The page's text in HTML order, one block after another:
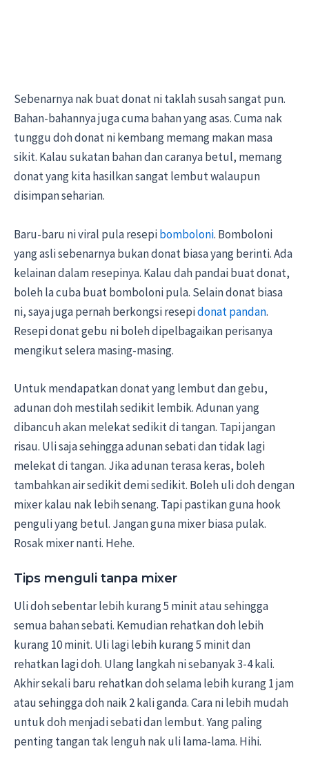
Sebenarnya nak buat donat ni taklah susah sangat pun.
Bahan-bahannya juga cuma bahan yang asas. Cuma nak
tunggu doh donat ni kembang memang makan masa
sikit. Kalau sukatan bahan dan caranya betul, memang
donat yang kita hasilkan sangat lembut walaupun
disimpan seharian.
Baru-baru ni viral pula resepibomboloni. Bomboloni
yang asli sebenarnya bukan donat biasa yang berinti. Ada
kelainan dalam resepinya. Kalau dah pandai buat donat,
boleh la cuba buat bomboloni pula. Selain donat biasa
ni, saya juga pernah berkongsi resepidonat pandan.
Resepi donat gebu ni boleh dipelbagaikan perisanya
mengikut selera masing-masing.
Untuk mendapatkan donat yang lembut dan gebu,
adunan doh mestilah sedikit lembik. Adunan yang
dibancuh akan melekat sedikit di tangan. Tapi jangan
risau. Uli saja sehingga adunan sebati dan tidak lagi
melekat di tangan. Jika adunan terasa keras, boleh
tambahkan air sedikit demi sedikit. Boleh uli doh dengan
mixer kalau nak lebih senang. Tapi pastikan guna hook
penguli yang betul. Jangan guna mixer biasa pulak.
Rosak mixer nanti. Hehe.
Tips menguli tanpa mixer
Uli doh sebentar lebih kurang 5 minit atau sehingga
semua bahan sebati. Kemudian rehatkan doh lebih
kurang 10 minit. Uli lagi lebih kurang 5 minit dan
rehatkan lagi doh. Ulang langkah ni sebanyak 3-4 kali.
Akhir sekali baru rehatkan doh selama lebih kurang 1 jam
atau sehingga doh naik 2 kali ganda. Cara ni lebih mudah
untuk doh menjadi sebati dan lembut. Yang paling
penting tangan tak lenguh nak uli lama-lama. Hihi.